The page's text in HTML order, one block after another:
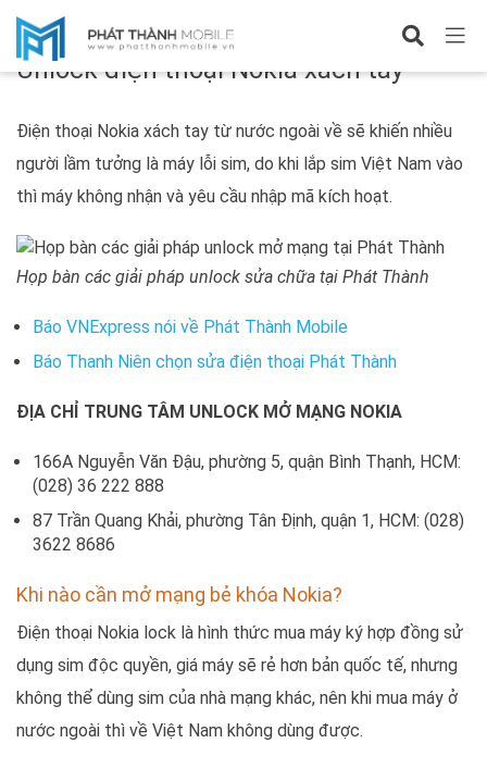
Chuyên đề Nokia
Unlock điện thoại Nokia xách tay
Điện thoại Nokia xách tay từ nước ngoài về sẽ khiến nhiều
người lầm tưởng là máy lỗi sim, do khi lắp sim Việt Nam vào
thì máy không nhận và yêu cầu nhập mã kích hoạt.
Họp bàn các giải pháp unlock sửa chữa tại Phát Thành
Báo VNExpress nói về Phát Thành Mobile
Báo Thanh Niên chọn sửa điện thoại Phát Thành
ĐỊA CHỈ TRUNG TÂM UNLOCK MỞ MẠNG NOKIA
166A Nguyễn Văn Đậu, phường 5, quận Bình Thạnh, HCM:
(028) 36 222 888
87 Trần Quang Khải, phường Tân Định, quận 1, HCM: (028)
3622 8686
Khi nào cần mở mạng bẻ khóa Nokia?
Điện thoại Nokia lock là hình thức mua máy ký hợp đồng sử
dụng sim độc quyền, giá máy sẽ rẻ hơn bản quốc tế, nhưng
không thể dùng sim của nhà mạng khác, nên khi mua máy ở
nước ngoài thì về Việt Nam không dùng được.